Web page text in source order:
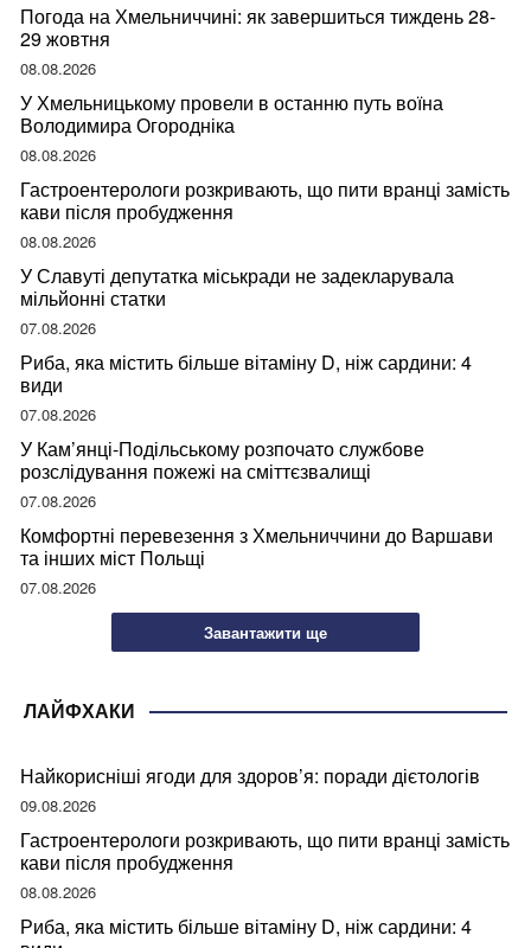
Погода на Хмельниччині: як завершиться тиждень 28-
29 жовтня
08.08.2026
У Хмельницькому провели в останню путь воїна
Володимира Огородніка
08.08.2026
Гастроентерологи розкривають, що пити вранці замість
кави після пробудження
08.08.2026
У Славуті депутатка міськради не задекларувала
мільйонні статки
07.08.2026
Риба, яка містить більше вітаміну D, ніж сардини: 4
види
07.08.2026
У Кам’янці-Подільському розпочато службове
розслідування пожежі на сміттєзвалищі
07.08.2026
Комфортні перевезення з Хмельниччини до Варшави
та інших міст Польщі
07.08.2026
Завантажити ще
ЛАЙФХАКИ
Найкорисніші ягоди для здоров’я: поради дієтологів
09.08.2026
Гастроентерологи розкривають, що пити вранці замість
кави після пробудження
08.08.2026
Риба, яка містить більше вітаміну D, ніж сардини: 4